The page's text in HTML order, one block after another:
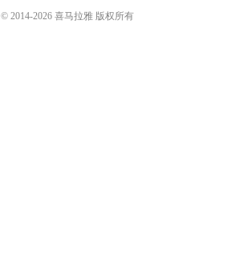
© 2014-2026 喜马拉雅 版权所有